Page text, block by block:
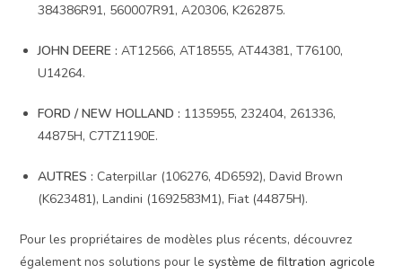
384386R91, 560007R91, A20306, K262875.
JOHN DEERE : AT12566, AT18555, AT44381, T76100,
U14264.
FORD / NEW HOLLAND : 1135955, 232404, 261336,
44875H, C7TZ1190E.
AUTRES : Caterpillar (106276, 4D6592), David Brown
(K623481), Landini (1692583M1), Fiat (44875H).
Pour les propriétaires de modèles plus récents, découvrez
également nos solutions pour lesystème de filtration agricole